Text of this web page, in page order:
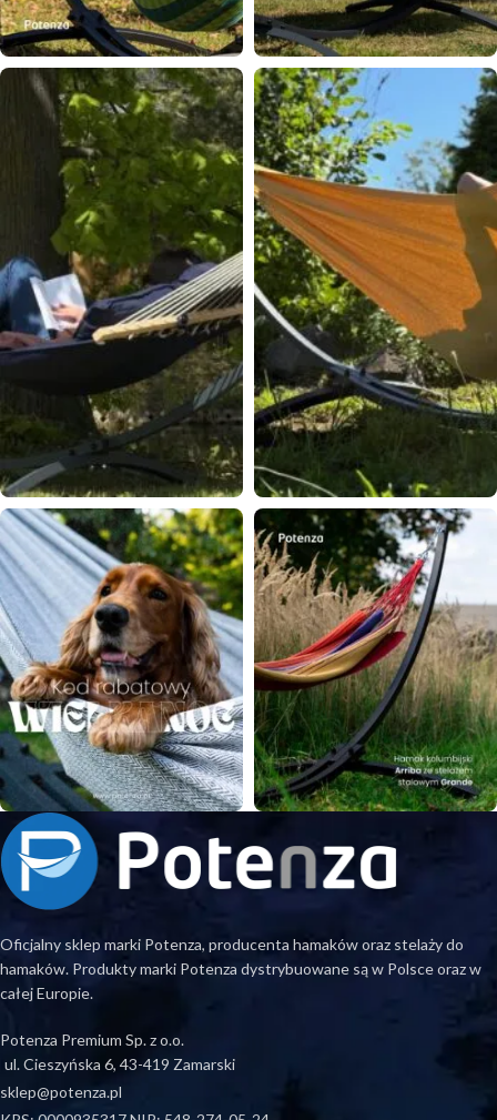
Oficjalny sklep marki Potenza, producenta hamaków oraz stelaży do
hamaków. Produkty marki Potenza dystrybuowane są w Polsce oraz w
całej Europie.
Potenza Premium Sp. z o.o.
ul. Cieszyńska 6, 43-419 Zamarski
sklep@potenza.pl